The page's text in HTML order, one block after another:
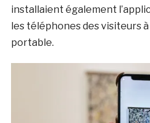
installaient également
les téléphones des visiteurs
portable.